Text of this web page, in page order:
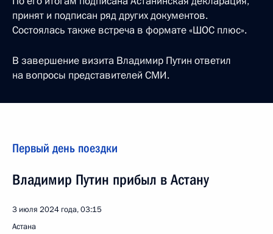
принят и подписан ряд других документов.
Состоялась также встреча в формате «ШОС плюс».
В завершение визита Владимир Путин ответил
на вопросы представителей СМИ.
Первый день поездки
Владимир Путин прибыл в Астану
3 июля 2024 года, 03:15
Астана